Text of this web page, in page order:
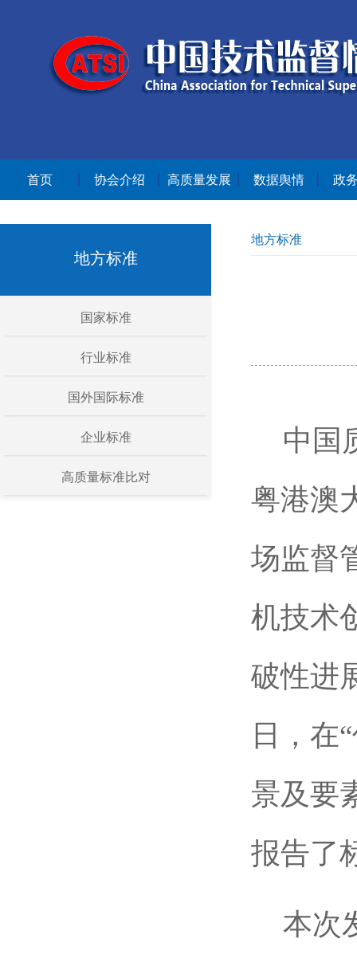
首页 协会介绍 高质量发展 数据舆情 政
地方标准
国家标准
行业标准
国外国际标准
企业标准
高质量标准比对
地方标准
中国
粤港澳
场监督
机技术
破性进
日，在
景及要
报告了
本次